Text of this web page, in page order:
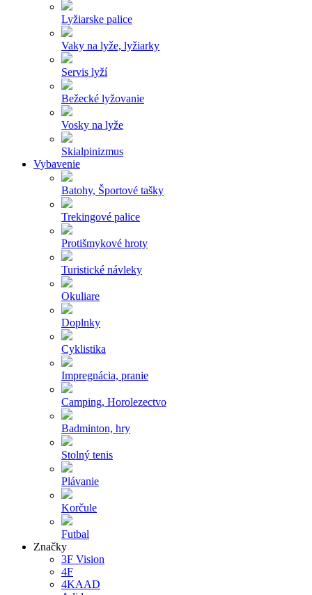
Lyžiarske palice
Vaky na lyže, lyžiarky
Servis lyží
Bežecké lyžovanie
Vosky na lyže
Skialpinizmus
Vybavenie
Batohy, Športové tašky
Trekingové palice
Protišmykové hroty
Turistické návleky
Okuliare
Doplnky
Cyklistika
Impregnácia, pranie
Camping, Horolezectvo
Badminton, hry
Stolný tenis
Plávanie
Korčule
Futbal
Značky
3F Vision
4F
4KAAD